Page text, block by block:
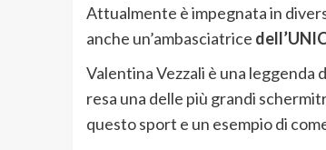
Attualmente è impegnata in
anche un’ambasciatrice
Valentina Vezzali è una leggenda
resa una delle più grandi
questo sport e un esempio di